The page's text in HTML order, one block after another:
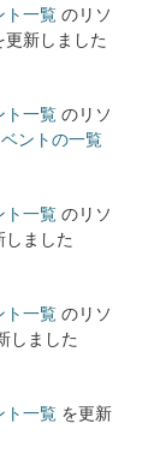
ト一覧 のリソ
更新しました
ト一覧 のリソ
ントの一覧
ト一覧 のリソ
しました
ト一覧 のリソ
しました
ト一覧 を更新